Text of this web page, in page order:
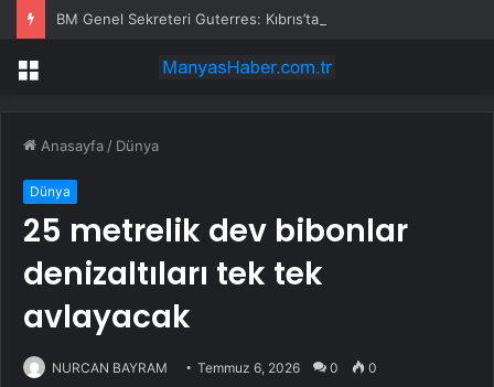
Menü
Anasayfa / Dünya
Dünya
25 metrelik dev bibonlar
denizaltıları tek tek
avlayacak
NURCAN BAYRAM Temmuz 6, 2026 0 0